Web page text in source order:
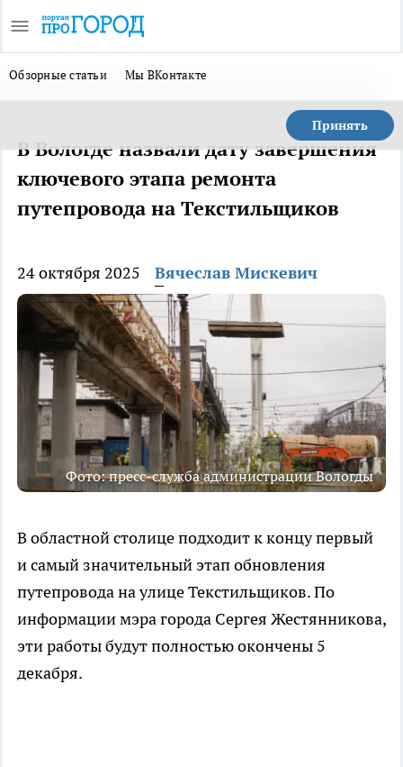
Обзорные статьи Мы ВКонтакте
Принять
В Вологде назвали дату завершения
ключевого этапа ремонта
путепровода на Текстильщиков
24 октября 2025 Вячеслав Мискевич
Фото: пресс-служба администрации Вологды
В областной столице подходит к концу первый
и самый значительный этап обновления
путепровода на улице Текстильщиков. По
информации мэра города Сергея Жестянникова,
эти работы будут полностью окончены 5
декабря.